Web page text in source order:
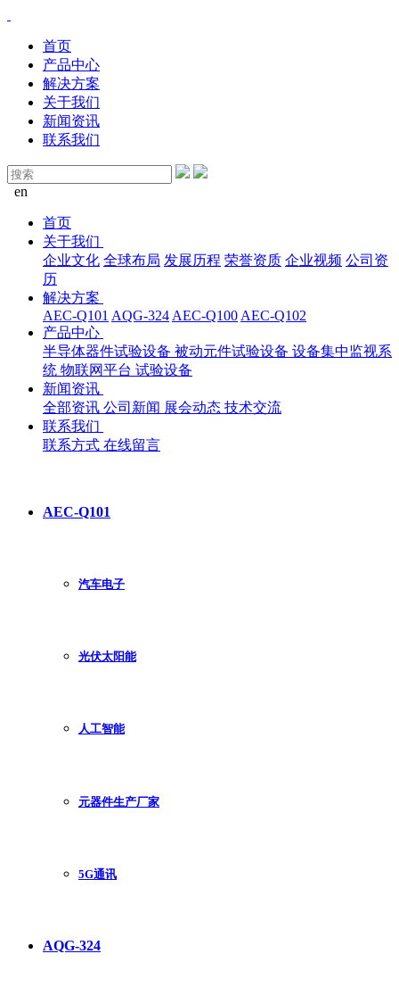
首页
产品中心
解决方案
关于我们
新闻资讯
联系我们
en
首页
关于我们
企业文化 全球布局 发展历程 荣誉资质 企业视频 公司资
历
解决方案
AEC-Q101 AQG-324 AEC-Q100 AEC-Q102
产品中心
半导体器件试验设备 被动元件试验设备 设备集中监视系
统 物联网平台 试验设备
新闻资讯
全部资讯 公司新闻 展会动态 技术交流
联系我们
联系方式 在线留言
AEC-Q101
汽车电子
光伏太阳能
人工智能
元器件生产厂家
5G通讯
AQG-324